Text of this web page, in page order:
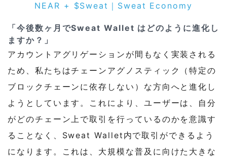
NEAR + $Sweat｜Sweat Economy
「今後数ヶ月でSweat Wallet はどのように進化し
ますか？」
アカウントアグリゲーションが間もなく実装される
ため、私たちはチェーンアグノスティック（特定の
ブロックチェーンに依存しない）な方向へと進化し
ようとしています。これにより、ユーザーは、自分
がどのチェーン上で取引を行っているのかを意識す
ることなく、Sweat Wallet内で取引ができるよう
になります。これは、大規模な普及に向けた大きな